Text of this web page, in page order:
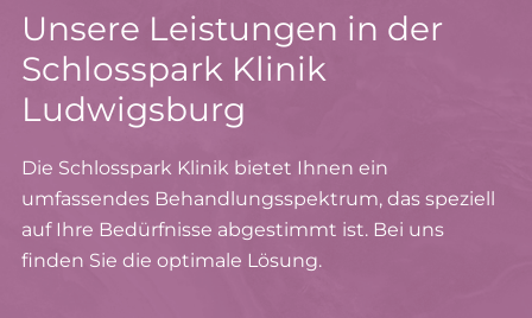
Unsere Leistungen in der
Schlosspark Klinik
Ludwigsburg
Die Schlosspark Klinik bietet Ihnen ein
umfassendes Behandlungsspektrum, das speziell
auf Ihre Bedürfnisse abgestimmt ist. Bei uns
finden Sie die optimale Lösung.